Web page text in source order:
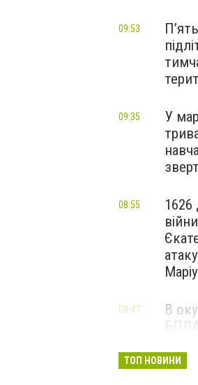
09:53
У
09:35
08:55
В
БПЛА
—
08:47
ТОП НОВИНИ